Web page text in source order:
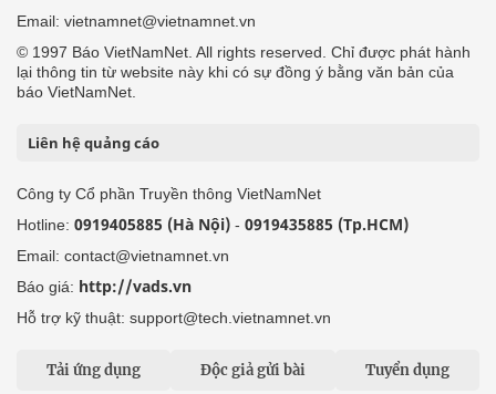
Email: vietnamnet@vietnamnet.vn
© 1997 Báo VietNamNet. All rights reserved. Chỉ được phát hành
lại thông tin từ website này khi có sự đồng ý bằng văn bản của
báo VietNamNet.
Liên hệ quảng cáo
Công ty Cổ phần Truyền thông VietNamNet
Hotline: 0919405885 (Hà Nội) - 0919435885 (Tp.HCM)
Email: contact@vietnamnet.vn
Báo giá: http://vads.vn
Hỗ trợ kỹ thuật: support@tech.vietnamnet.vn
Tải ứng dụng Độc giả gửi bài Tuyển dụng